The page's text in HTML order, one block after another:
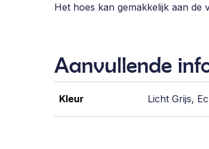
Het hoes kan gemakkelijk aan
Aanvullende
Kleur Licht Grijs,